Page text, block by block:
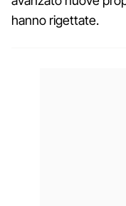
hanno rigettate.